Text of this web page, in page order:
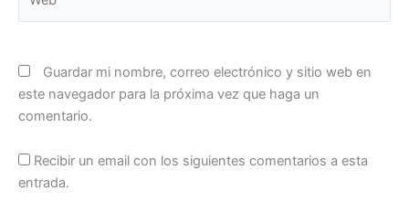
Guardar mi nombre, correo electrónico y sitio web en
este navegador para la próxima vez que haga un
comentario.
Recibir un email con los siguientes comentarios a esta
entrada.